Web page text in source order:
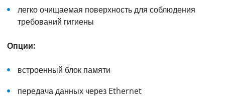
легко очищаемая поверхность для соблюдения
требований гигиены
Опции:
встроенный блок памяти
передача данных через Ethernet